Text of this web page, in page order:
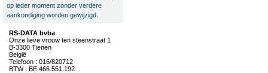
op ieder moment zonder verdere
aankondiging worden gewijzigd.
RS-DATA bvba
Onze lieve vrouw ten steenstraat 1
B-3300 Tienen
België
Telefoon : 016/820712
BTW : BE 466.551.192